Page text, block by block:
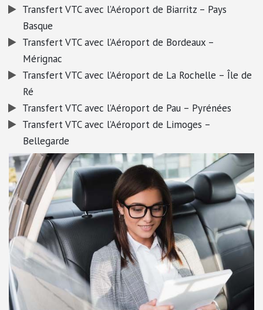
Transfert VTC avec l’Aéroport de Biarritz – Pays
Basque
Transfert VTC avec l’Aéroport de Bordeaux –
Mérignac
Transfert VTC avec l’Aéroport de La Rochelle – Île de
Ré
Transfert VTC avec l’Aéroport de Pau – Pyrénées
Transfert VTC avec l’Aéroport de Limoges –
Bellegarde